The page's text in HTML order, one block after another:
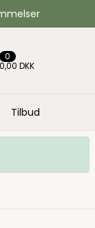
0
0,00 DKK
Tilbud